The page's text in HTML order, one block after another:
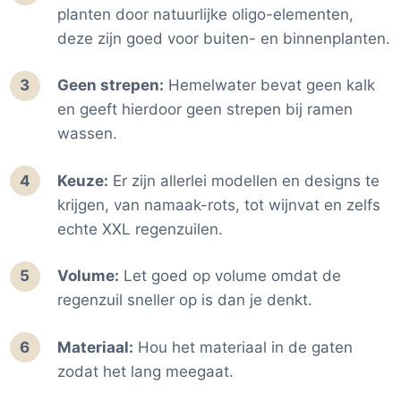
testen oplossingen op 2 niveau's. Als eerste brengen we
voor oplossingen de impact in beeld, met als belangrijkste
indicator hoeveel bomen je hebt bespaard. En als tweede
kijken we per product welke we de beste Duurzaam Thuis
score geven.
impact
van oplossingen/productgroepen brengen we
als volgt in kaart:
Bomen bespaard: Met een Life Cycle Assessment
(LCA) kan de volledige milieu-impact van de
productie en van het gebruik in kaart worden
gebracht. Wij focussen hier op de gemiddelde CO2
opzichte van de "oude" situatie. Omdat CO2 niet
altijd even aansprekend is, hebben we deze
jaar (22 kilo CO2).
Kosten
: Voor de prijs kijken we naar de gemiddelde
prijs van de duurzame varianten. We hebben een
planten door natuurlijke oligo-elementen,
deze zijn goed voor buiten- en binnenplanten.
Geen strepen: Hemelwater bevat geen kalk
en geeft hierdoor geen strepen bij ramen
wassen.
Keuze: Er zijn allerlei modellen en designs te
krijgen, van namaak-rots, tot wijnvat en zelfs
echte XXL regenzuilen.
Volume: Let goed op volume omdat de
regenzuil sneller op is dan je denkt.
Materiaal: Hou het materiaal in de gaten
zodat het lang meegaat.